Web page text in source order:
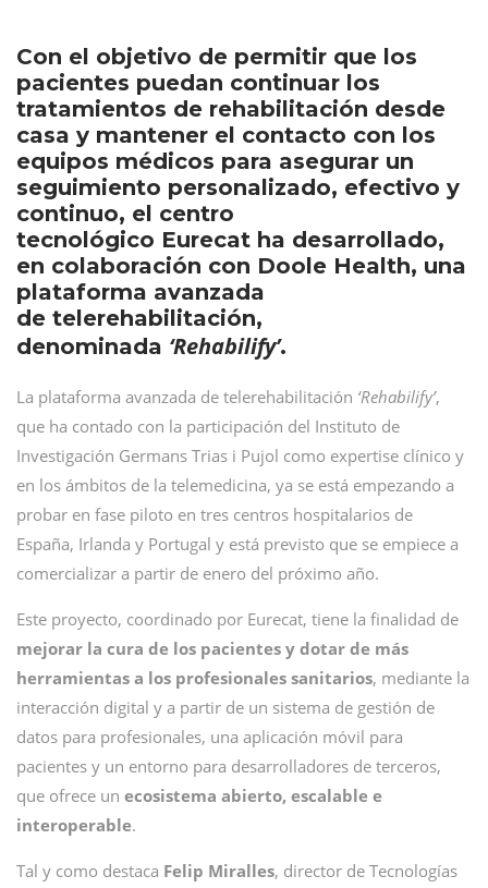
Con el objetivo de permitir que los
pacientes puedan continuar los
tratamientos de rehabilitación desde
casa y mantener el contacto con los
equipos médicos para asegurar un
seguimiento personalizado, efectivo y
continuo, el centro
tecnológico Eurecat ha desarrollado,
en colaboración con Doole Health, una
plataforma avanzada
de telerehabilitación,
denominada ‘Rehabilify’.
La plataforma avanzada de telerehabilitación ‘Rehabilify’,
que ha contado con la participación del Instituto de
Investigación Germans Trias i Pujol como expertise clínico y
en los ámbitos de la telemedicina, ya se está empezando a
probar en fase piloto en tres centros hospitalarios de
España, Irlanda y Portugal y está previsto que se empiece a
comercializar a partir de enero del próximo año.
Este proyecto, coordinado por Eurecat, tiene la finalidad de
mejorar la cura de los pacientes y dotar de más
herramientas a los profesionales sanitarios, mediante la
interacción digital y a partir de un sistema de gestión de
datos para profesionales, una aplicación móvil para
pacientes y un entorno para desarrolladores de terceros,
que ofrece un ecosistema abierto, escalable e
interoperable.
Tal y como destaca Felip Miralles, director de Tecnologías